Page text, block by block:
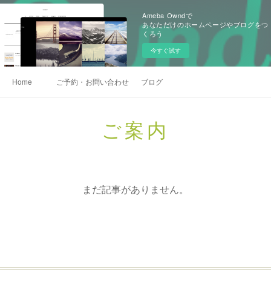
Ameba Owndで
あなただけのホームページやブログをつ
くろう
今すぐ試す
Home ご予約・お問い合わせ ブログ
ご案内
まだ記事がありません。